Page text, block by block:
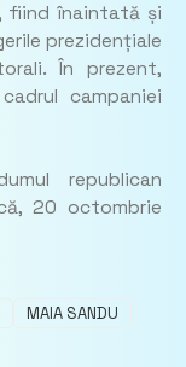
fiind înaintată și
prezidențiale
În prezent,
campaniei
republican
20 octombrie
MAIA SANDU